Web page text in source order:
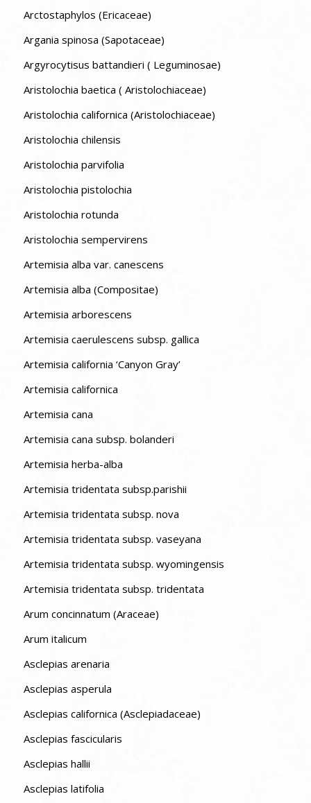
Arctostaphylos (Ericaceae)
Argania spinosa (Sapotaceae)
Argyrocytisus battandieri ( Leguminosae)
Aristolochia baetica ( Aristolochiaceae)
Aristolochia californica (Aristolochiaceae)
Aristolochia chilensis
Aristolochia parvifolia
Aristolochia pistolochia
Aristolochia rotunda
Aristolochia sempervirens
Artemisia alba var. canescens
Artemisia alba (Compositae)
Artemisia arborescens
Artemisia caerulescens subsp. gallica
Artemisia california ‘Canyon Gray’
Artemisia californica
Artemisia cana
Artemisia cana subsp. bolanderi
Artemisia herba-alba
Artemisia tridentata subsp.parishii
Artemisia tridentata subsp. nova
Artemisia tridentata subsp. vaseyana
Artemisia tridentata subsp. wyomingensis
Artemisia tridentata subsp. tridentata
Arum concinnatum (Araceae)
Arum italicum
Asclepias arenaria
Asclepias asperula
Asclepias californica (Asclepiadaceae)
Asclepias fascicularis
Asclepias hallii
Asclepias latifolia